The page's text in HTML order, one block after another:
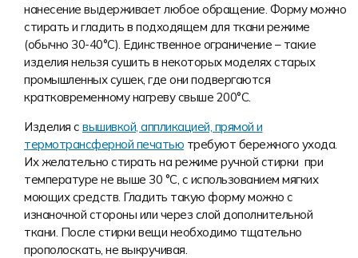
нанесение выдерживает любое обращение. Форму можно
стирать и гладить в подходящем для ткани режиме
(обычно 30-40°С). Единственное ограничение – такие
изделия нельзя сушить в некоторых моделях старых
промышленных сушек, где они подвергаются
кратковременному нагреву свыше 200°С.
Изделия с вышивкой, аппликацией, прямой и
термотрансферной печатью требуют бережного ухода.
Их желательно стирать на режиме ручной стирки при
температуре не выше 30 °C, с использованием мягких
моющих средств. Гладить такую форму можно с
изнаночной стороны или через слой дополнительной
ткани. После стирки вещи необходимо тщательно
прополоскать, не выкручивая.